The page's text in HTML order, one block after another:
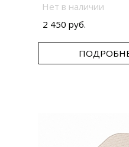
Нет в наличии
2 450 руб.